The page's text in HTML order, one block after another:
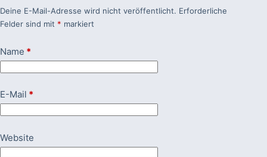
Deine E-Mail-Adresse wird nicht veröffentlicht. Erforderliche
Felder sind mit * markiert
Name *
E-Mail *
Website